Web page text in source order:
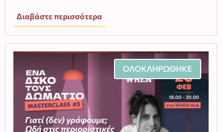
Διαβάστε περισσότερα
ΟΛΟΚΛΗΡΩΘΗΚΕ